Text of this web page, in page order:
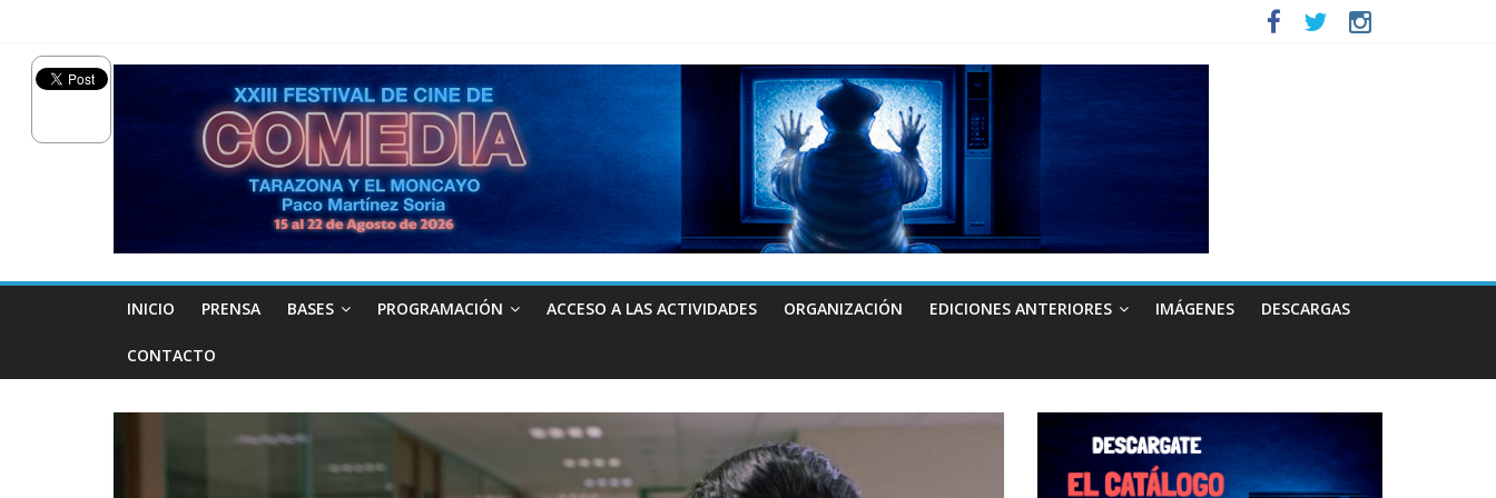
INICIO PRENSA BASES PROGRAMACIÓN ACCESO A LAS ACTIVIDADES ORGANIZACIÓN EDICIONES ANTERIORES IMÁGENES DESCARGAS
CONTACTO